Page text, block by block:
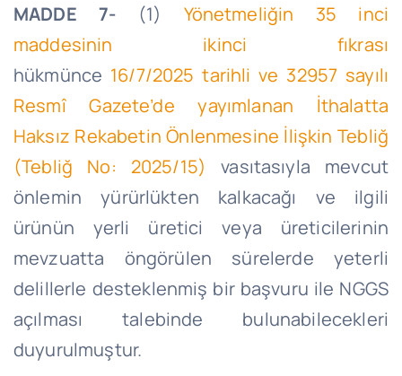
MADDE 7- (1) Yönetmeliğin 35 inci
maddesinin ikinci fıkrası
hükmünce 16/7/2025 tarihli ve 32957 sayılı
Resmî Gazete’de yayımlanan İthalatta
Haksız Rekabetin Önlenmesine İlişkin Tebliğ
(Tebliğ No: 2025/15)
vasıtasıyla mevcut
önlemin yürürlükten kalkacağı ve ilgili
ürünün yerli üretici veya üreticilerinin
mevzuatta öngörülen sürelerde yeterli
delillerle desteklenmiş bir başvuru ile NGGS
açılması talebinde bulunabilecekleri
duyurulmuştur.